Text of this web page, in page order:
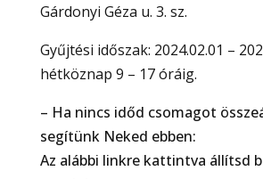
Gárdonyi Géza u. 3. sz.
Gyűjtési időszak: 2024.02.01 –
hétköznap 9 – 17 óráig.
– Ha nincs időd csomagot
segítünk Neked ebben:
Az alábbi linkre kattintva állítsd